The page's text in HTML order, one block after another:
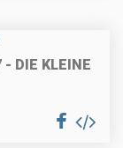
DIE KLEINE